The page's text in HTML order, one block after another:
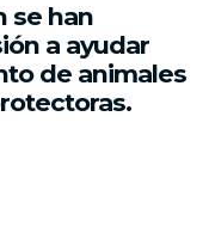
se han
a ayudar
de animales